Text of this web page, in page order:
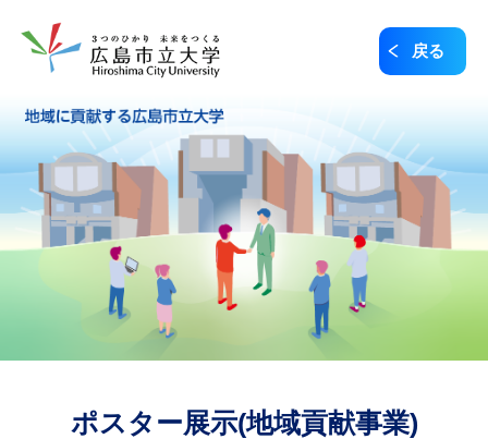
戻る
ポスター展示(地域貢献事業)